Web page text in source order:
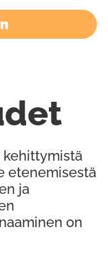
kehittymistä
etenemisestä
ja
on